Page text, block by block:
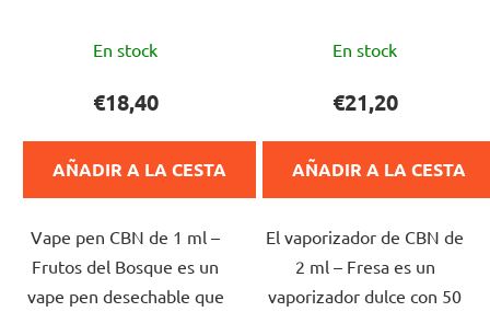
valoración
del
producto
es
5,0
sobre
5
En stock
€18,40
AÑADIR A LA CESTA
Vape pen CBN de 1 ml –
Frutos del Bosque es un
vape pen desechable que
valoración
del
producto
es
5,0
sobre
5
En stock
€21,20
AÑADIR A LA CESTA
El vaporizador de CBN de
2 ml – Fresa es un
vaporizador dulce con 50